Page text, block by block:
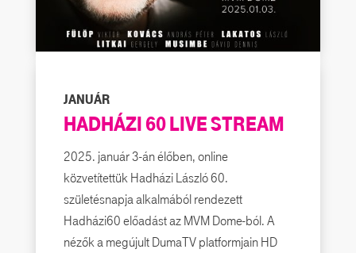
JANUÁR
HADHÁZI 60 LIVE STREAM
2025. január 3-án élőben, online
közvetítettük Hadházi László 60.
születésnapja alkalmából rendezett
Hadházi60 előadást az MVM Dome-ból. A
nézők a megújult DumaTV platformjain HD